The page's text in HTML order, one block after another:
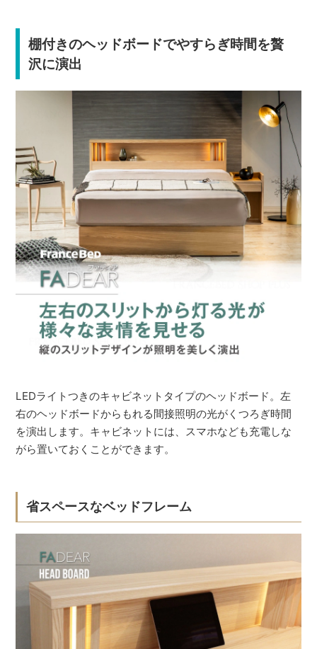
棚付きのヘッドボードでやすらぎ時間を贅
沢に演出
LEDライトつきのキャビネットタイプのヘッドボード。左
右のヘッドボードからもれる間接照明の光がくつろぎ時間
を演出します。キャビネットには、スマホなども充電しな
がら置いておくことができます。
省スペースなベッドフレーム